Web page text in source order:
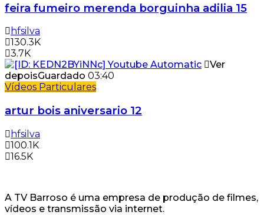
feira fumeiro merenda borguinha adilia 15
hfsilva
130.3K
3.7K
Ver
depoisGuardado 03:40
Vídeos Particulares
artur bois aniversario 12
hfsilva
100.1K
16.5K
A TV Barroso é uma empresa de produção de filmes,
vídeos e transmissão via internet.